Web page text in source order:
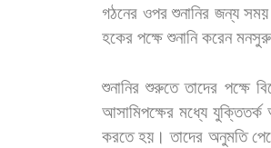
গঠনের ওপর শুনানির জন্য সময়
হকের পক্ষে শুনানি করেন
শুনানির শুরুতে তাদের পক্ষে
আসামিপক্ষের মধ্যে যুক্তিতর্ক
করতে হয়। তাদের অনুমতি